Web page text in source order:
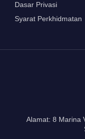
Dasar Privasi
Syarat Perkhidmatan
Alamat: 8 Marina